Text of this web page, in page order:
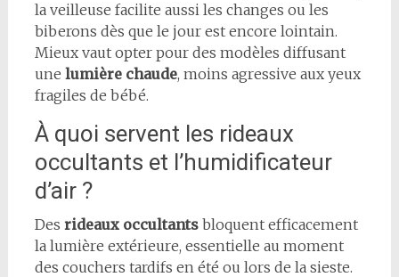
la veilleuse facilite aussi les changes ou les
biberons dès que le jour est encore lointain.
Mieux vaut opter pour des modèles diffusant
une lumière chaude, moins agressive aux yeux
fragiles de bébé.
À quoi servent les rideaux
occultants et l’humidificateur
d’air ?
Des rideaux occultantsbloquent efficacement
la lumière extérieure, essentielle au moment
des couchers tardifs en été ou lors de la sieste.